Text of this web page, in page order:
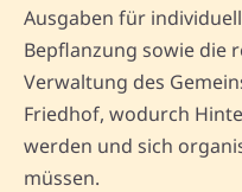
Ausgaben für
Bepflanzung sowie die
Verwaltung des
Friedhof, wodurch
werden und sich
müssen.